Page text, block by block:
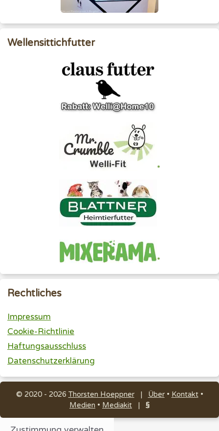
Wellensittichfutter
Rechtliches
Impressum
Cookie-Richtlinie
Haftungsausschluss
Datenschutzerklärung
© 2020 - 2026 Thorsten Hoeppner| Über• Kontakt•
Medien • Mediakit | §